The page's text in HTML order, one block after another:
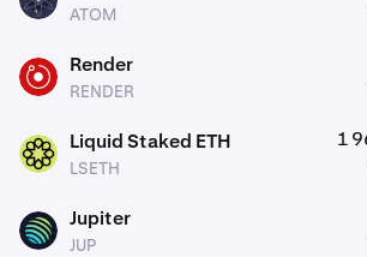
ATOM
RENDER Render
RENDER
LSETH Liquid Staked ETH
LSETH
1
JUP Jupiter
JUP